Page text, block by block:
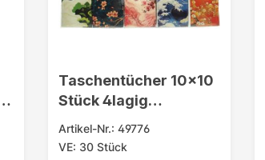
Taschentücher 10x10
Stück 4lagig
softweich
Artikel-Nr.: 49776
VE: 30 Stück